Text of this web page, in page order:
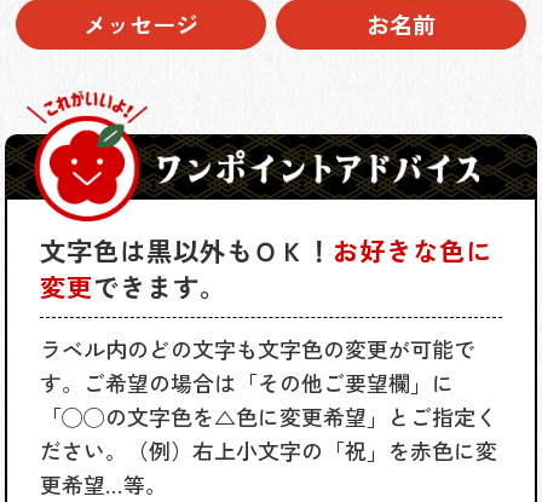
メッセージ お名前
文字色は黒以外もＯＫ！ お好きな色に
変更できます。
ラベル内のどの文字も文字色の変更が可能で
す。ご希望の場合は「その他ご要望欄」に
「◯◯の文字色を△色に変更希望」とご指定く
ださい。（例）右上小文字の「祝」を赤色に変
更希望…等。